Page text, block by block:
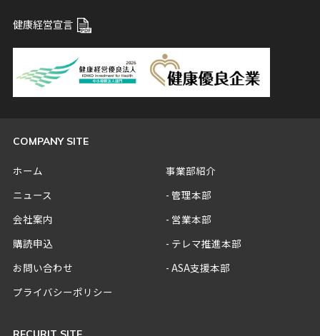
健康経営宣言
COMPANY SITE
ホーム
ニュース
会社案内
購読申込
お問い合わせ
プライバシーポリシー
事業部紹介
管理本部
営業本部
テレマ推進本部
ASA支援本部